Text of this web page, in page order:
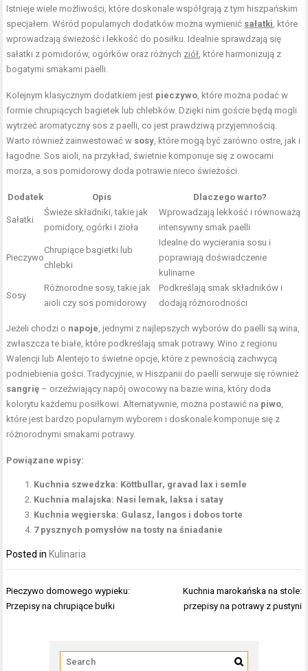
Istnieje wiele możliwości, które doskonale współgrają z tym hiszpańskim
specjałem. Wśród popularnych dodatków można wymienić sałatki, które
wprowadzają świeżość i lekkość do posiłku. Idealnie sprawdzają się
sałatki z pomidorów, ogórków oraz różnych ziół, które harmonizują z
bogatymi smakami paelli.
Kolejnym klasycznym dodatkiem jest pieczywo, które można podać w
formie chrupiących bagietek lub chlebków. Dzięki nim goście będą mogli
wytrzeć aromatyczny sos z paelli, co jest prawdziwą przyjemnością.
Warto również zainwestować w sosy, które mogą być zarówno ostre, jak i
łagodne. Sos aioli, na przykład, świetnie komponuje się z owocami
morza, a sos pomidorowy doda potrawie nieco świeżości.
Dodatek Opis Dlaczego warto?
Sałatki
Świeże składniki, takie jak
pomidory, ogórki i zioła
Wprowadzają lekkość i równoważą
intensywny smak paelli
Pieczywo
Chrupiące bagietki lub
chlebki
Idealne do wycierania sosu i
poprawiają doświadczenie
kulinarne
Sosy
Różnorodne sosy, takie jak
aioli czy sos pomidorowy
Podkreślają smak składników i
dodają różnorodności
Jeżeli chodzi o napoje, jednymi z najlepszych wyborów do paelli są wina,
zwłaszcza te białe, które podkreślają smak potrawy. Wino z regionu
Walencji lub Alentejo to świetne opcje, które z pewnością zachwycą
podniebienia gości. Tradycyjnie, w Hiszpanii do paelli serwuje się również
sangrię – orzeźwiający napój owocowy na bazie wina, który doda
kolorytu każdemu posiłkowi. Alternatywnie, można postawić na piwo,
które jest bardzo popularnym wyborem i doskonale komponuje się z
różnorodnymi smakami potrawy.
Powiązane wpisy:
Kuchnia szwedzka: Köttbullar, gravad lax i semle
Kuchnia malajska: Nasi lemak, laksa i satay
Kuchnia węgierska: Gulasz, langos i dobos torte
7 pysznych pomysłów na tosty na śniadanie
Posted in Kulinaria
Nawigacja
wpisu
Pieczywo domowego wypieku:
Przepisy na chrupiące bułki
Kuchnia marokańska na stole:
przepisy na potrawy z pustyni